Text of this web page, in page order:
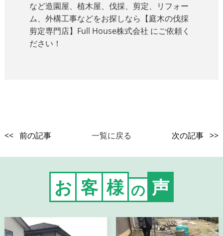
など造園屋、植木屋、伐採、剪定、リフォー
ム、外構工事などをお探しなら【庭木の伐採
剪定専門店】Full House株式会社 にご依頼く
ださい！
<< 前の記事 一覧に戻る 次の記事 >>
お 客 様 の 声